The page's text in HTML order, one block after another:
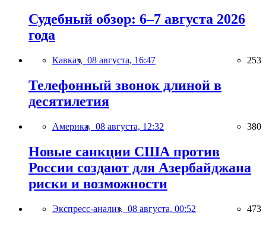
Судебный обзор: 6–7 августа 2026
года
Кавказ, 08 августа, 16:47 253
Телефонный звонок длиной в
десятилетия
Америка, 08 августа, 12:32 380
Новые санкции США против
России создают для Азербайджана
риски и возможности
Экспресс-анализ, 08 августа, 00:52 473